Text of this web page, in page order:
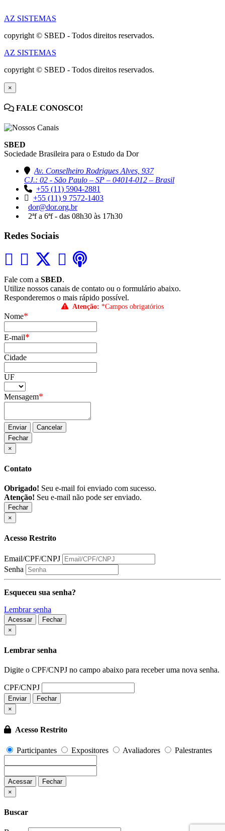
AZ SISTEMAS
copyright © SBED - Todos direitos reservados.
AZ SISTEMAS
copyright © SBED - Todos direitos reservados.
×
FALE CONOSCO!
SBED
Sociedade Brasileira para o Estudo da Dor
Av. Conselheiro Rodrigues Alves, 937
CJ.: 02 - São Paulo – SP – 04014-012 – Brasil
+55 (11) 5904-2881
+55 (11) 9 7572-1403
dor@dor.org.br
2ªf a 6ªf - das 08h30 às 17h30
Redes Sociais
Fale com a SBED.
Utilize nossos canais de contato ou o formulário abaixo.
Responderemos o mais rápido possível.
Atenção: *Campos obrigatórios
Nome*
E-mail*
Cidade
UF
Mensagem*
Enviar
Cancelar
Fechar
×
Contato
Obrigado! Seu e-mail foi enviado com sucesso.
Atenção! Seu e-mail não pode ser enviado.
Fechar
×
Acesso Restrito
Email/CPF/CNPJ
Senha
Esqueceu sua senha?
Lembrar senha
Acessar
Fechar
×
Lembrar senha
Digite o CPF/CNPJ no campo abaixo para receber uma nova senha.
CPF/CNPJ
Enviar
Fechar
×
Acesso Restrito
Participantes Expositores Avaliadores Palestrantes
Acessar
Fechar
×
Buscar